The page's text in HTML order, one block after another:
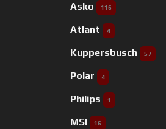
Asko 116
Atlant 4
Kuppersbusch 57
Polar 4
Philips 1
MSI 16